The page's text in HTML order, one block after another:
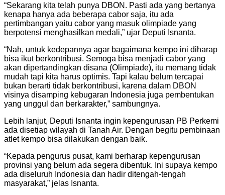
“Sekarang kita telah punya DBON. Pasti ada yang bertanya
kenapa hanya ada beberapa cabor saja, itu ada
pertimbangan yaitu cabor yang masuk olimpiade yang
berpotensi menghasilkan medali,” ujar Deputi Isnanta.
“Nah, untuk kedepannya agar bagaimana kempo ini diharap
bisa ikut berkontribusi. Semoga bisa menjadi cabor yang
akan dipertandingkan disana (Olimpiade), itu memang tidak
mudah tapi kita harus optimis. Tapi kalau belum tercapai
bukan berarti tidak berkontribusi, karena dalam DBON
visinya disamping kebugaran Indonesia juga pembentukan
yang unggul dan berkarakter,” sambungnya.
Lebih lanjut, Deputi Isnanta ingin kepengurusan PB Perkemi
ada disetiap wilayah di Tanah Air. Dengan begitu pembinaan
atlet kempo bisa dilakukan dengan baik.
“Kepada pengurus pusat, kami berharap kepengurusan
provinsi yang belum ada segera dibentuk. Ini supaya kempo
ada diseluruh Indonesia dan hadir ditengah-tengah
masyarakat,” jelas Isnanta.